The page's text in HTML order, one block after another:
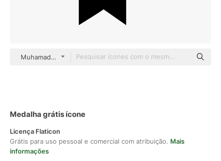
Muhamad Ulum Others
Medalha grátis ícone
Licença Flaticon
Grátis para uso pessoal e comercial com atribuição. Mais
informações